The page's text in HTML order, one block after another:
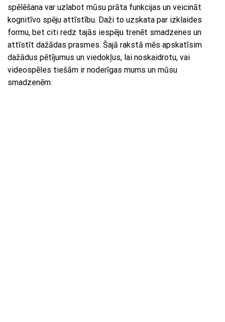
spēlēšana var uzlabot mūsu prāta funkcijas un veicināt
kognitīvo spēju attīstību. Daži to uzskata par izklaides
formu, bet citi redz tajās iespēju trenēt smadzenes un
attīstīt dažādas prasmes. Šajā rakstā mēs apskatīsim
dažādus pētījumus un viedokļus, lai noskaidrotu, vai
videospēles tiešām ir noderīgas mums un mūsu
smadzenēm.